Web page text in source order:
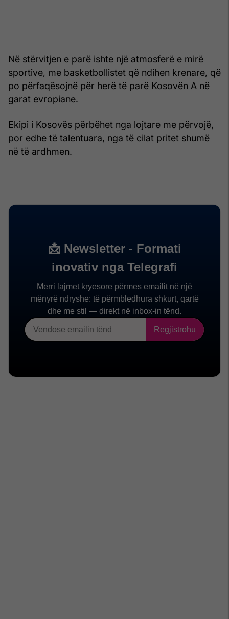
Në stërvitjen e parë ishte një atmosferë e mirë
sportive, me basketbollistet që ndihen krenare, që
po përfaqësojnë për herë të parë Kosovën A në
garat evropiane.
Ekipi i Kosovës përbëhet nga lojtare me përvojë,
por edhe të talentuara, nga të cilat pritet shumë
në të ardhmen.